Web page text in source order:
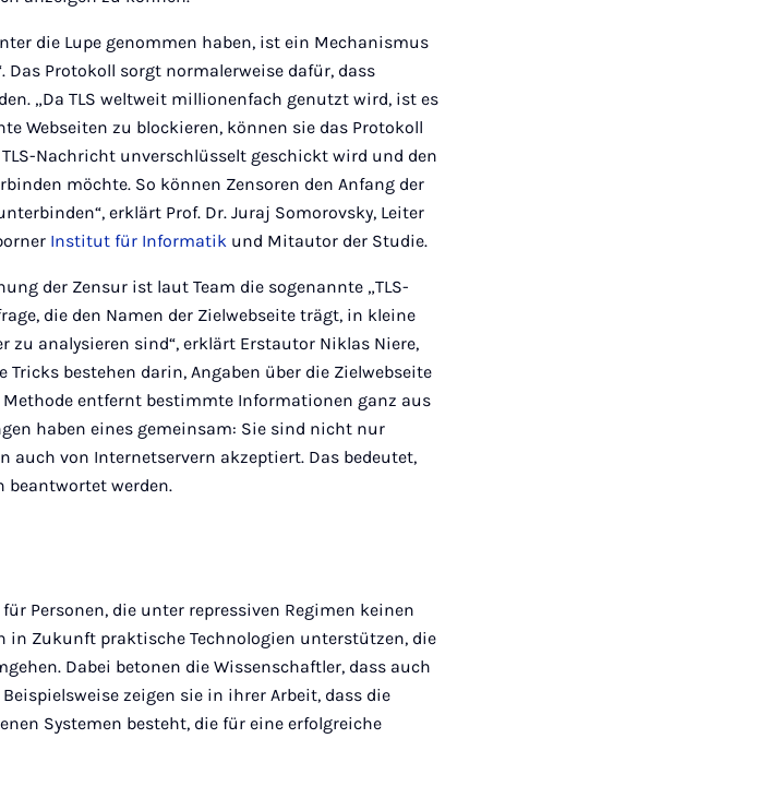
die Lupe genommen haben, ist ein Mechanismus
Das Protokoll sorgt normalerweise dafür, dass
„Da TLS weltweit millionenfach genutzt wird, ist es
Webseiten zu blockieren, können sie das Protokoll
Nachricht unverschlüsselt geschickt wird und den
möchte. So können Zensoren den Anfang der
erklärt Prof. Dr. Juraj Somorovsky, Leiter
Institut für Informatik und Mitautor der Studie.
der Zensur ist laut Team die sogenannte „TLS-
die den Namen der Zielwebseite trägt, in kleine
zu analysieren sind“, erklärt Erstautor Niklas Niere,
bestehen darin, Angaben über die Zielwebseite
Methode entfernt bestimmte Informationen ganz aus
haben eines gemeinsam: Sie sind nicht nur
auch von Internetservern akzeptiert. Das bedeutet,
beantwortet werden.
Personen, die unter repressiven Regimen keinen
in Zukunft praktische Technologien unterstützen, die
Dabei betonen die Wissenschaftler, dass auch
zeigen sie in ihrer Arbeit, dass die
Systemen besteht, die für eine erfolgreiche